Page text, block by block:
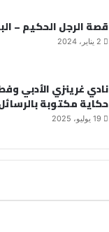
قصة الرجل الحكيم –
2 يناير، 2024
نادي غرينزي الأدبي
حكاية مكتوبة
19 يوليو، 2025